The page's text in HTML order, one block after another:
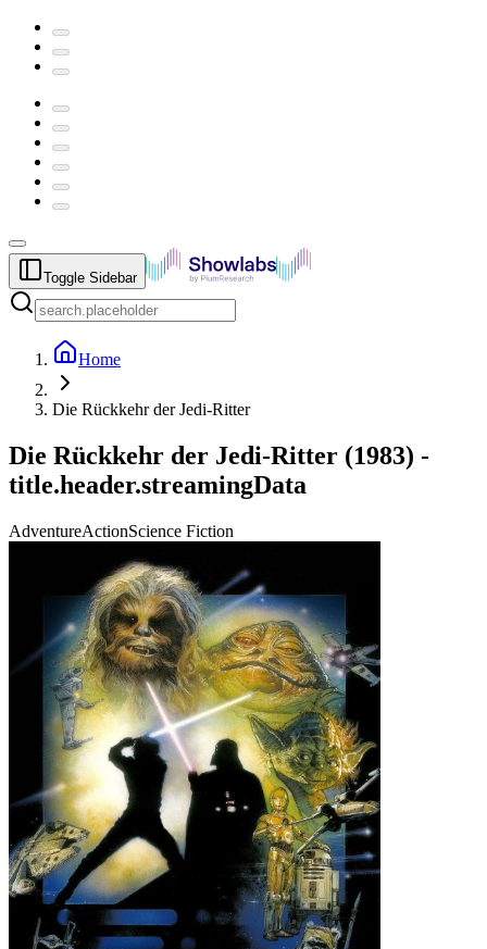
Toggle Sidebar
Home
Die Rückkehr der Jedi-Ritter
Die Rückkehr der Jedi-Ritter (1983) -
title.header.streamingData
AdventureActionScience Fiction